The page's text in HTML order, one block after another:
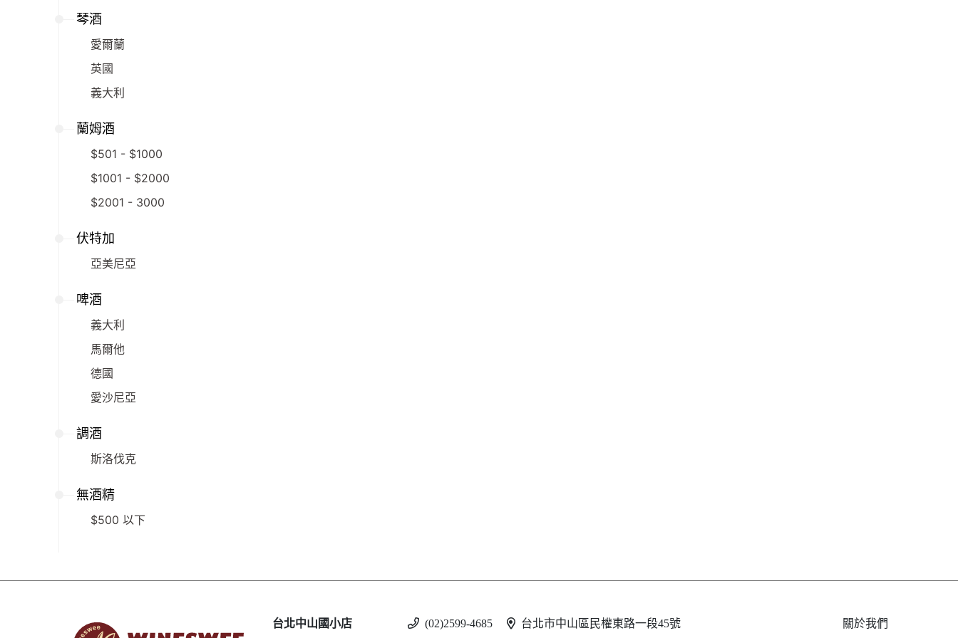
琴酒
愛爾蘭
英國
義大利
蘭姆酒
$501 - $1000
$1001 - $2000
$2001 - 3000
伏特加
亞美尼亞
啤酒
義大利
馬爾他
德國
愛沙尼亞
調酒
斯洛伐克
無酒精
$500 以下
台北中山國小店 (02)2599-4685 台北市中山區民權東路一段45號 關於我們